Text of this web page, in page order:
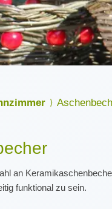
an
funktional zu sein.